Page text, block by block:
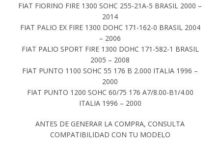
FIAT FIORINO FIRE 1300 SOHC 255-21A-5 BRASIL 2000 –
2014
FIAT PALIO EX FIRE 1300 DOHC 171-162-0 BRASIL 2004
– 2006
FIAT PALIO SPORT FIRE 1300 DOHC 171-582-1 BRASIL
2005 – 2008
FIAT PUNTO 1100 SOHC 55 176 B 2.000 ITALIA 1996 –
2000
FIAT PUNTO 1200 SOHC 60/75 176 A7/8.00-B1/4.00
ITALIA 1996 – 2000
ANTES DE GENERAR LA COMPRA, CONSULTA
COMPATIBILIDAD CON TU MODELO